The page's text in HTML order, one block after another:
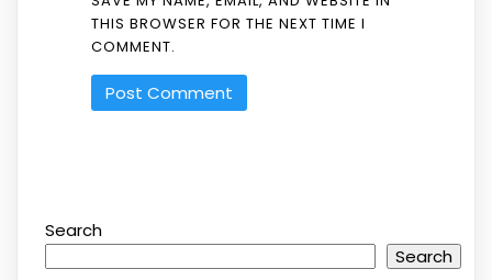
THIS BROWSER FOR THE NEXT TIME I
COMMENT.
Search
Search